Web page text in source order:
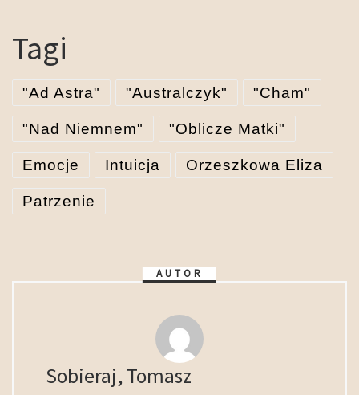
Tagi
"Ad Astra" "Australczyk" "Cham"
"Nad Niemnem" "Oblicze Matki"
Emocje Intuicja Orzeszkowa Eliza
Patrzenie
AUTOR
Sobieraj, Tomasz